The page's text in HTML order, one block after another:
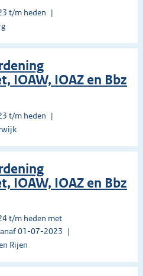
t/m heden
IOAW, IOAZ en Bbz
t/m heden
IOAW, IOAZ en Bbz
t/m heden met
01-07-2023
Rijen